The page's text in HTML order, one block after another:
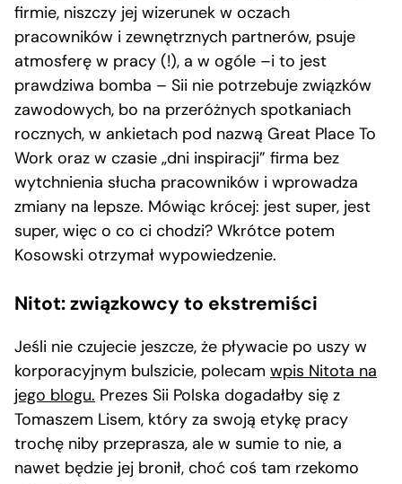
firmie, niszczy jej wizerunek w oczach
pracowników i zewnętrznych partnerów, psuje
atmosferę w pracy (!), a w ogóle –i to jest
prawdziwa bomba – Sii nie potrzebuje związków
zawodowych, bo na przeróżnych spotkaniach
rocznych, w ankietach pod nazwą Great Place To
Work oraz w czasie „dni inspiracji” firma bez
wytchnienia słucha pracowników i wprowadza
zmiany na lepsze. Mówiąc krócej: jest super, jest
super, więc o co ci chodzi? Wkrótce potem
Kosowski otrzymał wypowiedzenie.
Nitot: związkowcy to ekstremiści
Jeśli nie czujecie jeszcze, że pływacie po uszy w
korporacyjnym bulszicie, polecam wpis Nitota na
jego blogu. Prezes Sii Polska dogadałby się z
Tomaszem Lisem, który za swoją etykę pracy
trochę niby przeprasza, ale w sumie to nie, a
nawet będzie jej bronił, choć coś tam rzekomo